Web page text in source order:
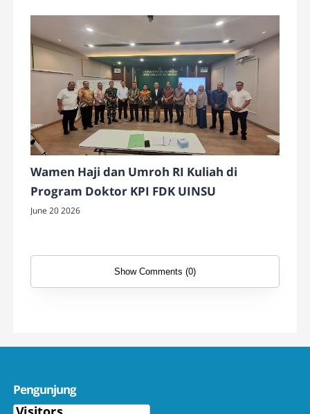
Wamen Haji dan Umroh RI Kuliah di
Program Doktor KPI FDK UINSU
June 20 2026
Show Comments (0)
Pengunjung